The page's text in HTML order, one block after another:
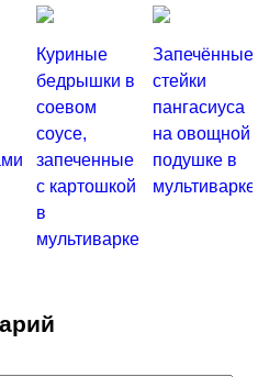
Куриные
бедрышки в
соевом
соусе,
запеченные
с картошкой
в
мультиварке
Запечённые
стейки
пангасиуса
на овощной
подушке в
мультиварке